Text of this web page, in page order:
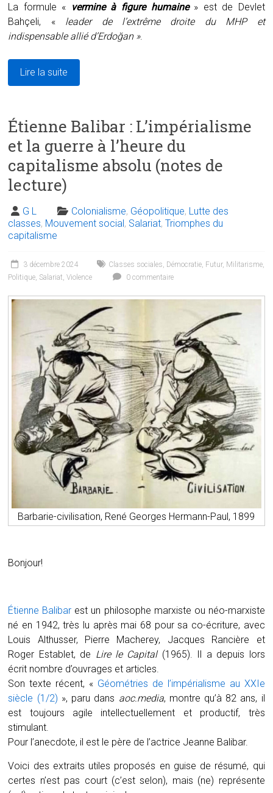
La formule « vermine à figure humaine» est de Devlet
Bahçeli, « leader de l’extrême droite du MHP et
indispensable allié d’Erdoğan ».
Lire la suite
Étienne Balibar : L’impérialisme
et la guerre à l’heure du
capitalisme absolu (notes de
lecture)
G L Colonialisme, Géopolitique, Lutte des
classes, Mouvement social, Salariat,Triomphes du
capitalisme
3 décembre 2024 Classes sociales, Démocratie, Futur, Militarisme,
Politique, Salariat,Violence 0 commentaire
Barbarie-civilisation, René Georges Hermann-Paul, 1899
Bonjour!
Étienne Balibar est un philosophe marxiste ou néo-marxiste
né en 1942, très lu après mai 68 pour sa co-écriture, avec
Louis Althusser, Pierre Macherey, Jacques Rancière et
Roger Establet, de Lire le Capital(1965). Il a depuis lors
écrit nombre d’ouvrages et articles.
Son texte récent, « Géométries de l’impérialisme au XXIe
siècle (1/2) », paru dans aoc.media, montre qu’à 82 ans, il
est toujours agile intellectuellement et productif, très
stimulant.
Pour l’anecdote, il est le père de l’actrice Jeanne Balibar.
Voici des extraits utiles proposés en guise de résumé, qui
certes n’est pas court (c’est selon), mais (ne) représente